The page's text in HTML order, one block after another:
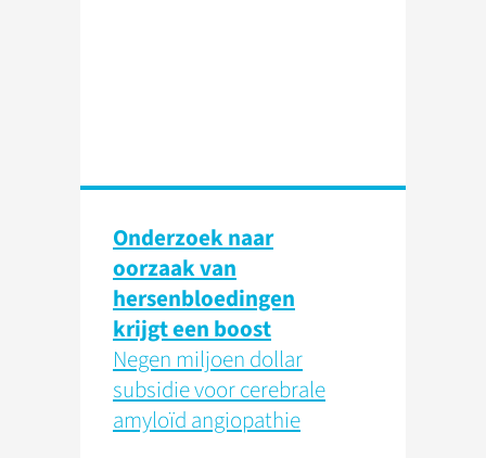
Onderzoek naar
oorzaak van
hersenbloedingen
krijgt een boost
Negen miljoen dollar
subsidie voor cerebrale
amyloïd angiopathie